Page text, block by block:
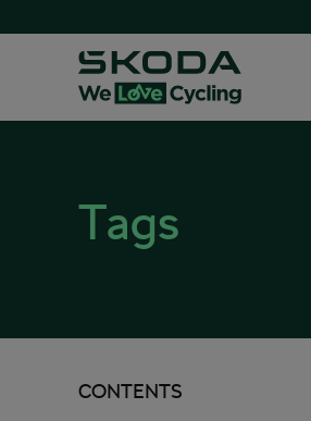
Tags
CONTENTS